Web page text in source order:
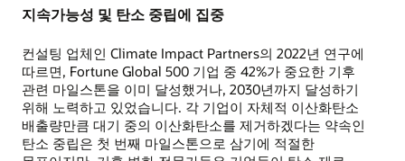
지속가능성 및 탄소 중립에 집중
컨설팅 업체인 Climate Impact Partners의 2022년 연구에
따르면, Fortune Global 500 기업 중 42%가 중요한 기후
관련 마일스톤을 이미 달성했거나, 2030년까지 달성하기
위해 노력하고 있었습니다. 각 기업이 자체적 이산화탄소
배출량만큼 대기 중의 이산화탄소를 제거하겠다는 약속인
탄소 중립은 첫 번째 마일스톤으로 삼기에 적절한